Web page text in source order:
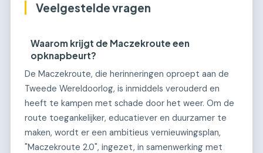
Veelgestelde vragen
Waarom krijgt de Maczekroute een
opknapbeurt?
De Maczekroute, die herinneringen oproept aan de
Tweede Wereldoorlog, is inmiddels verouderd en
heeft te kampen met schade door het weer. Om de
route toegankelijker, educatiever en duurzamer te
maken, wordt er een ambitieus vernieuwingsplan,
"Maczekroute 2.0", ingezet, in samenwerking met